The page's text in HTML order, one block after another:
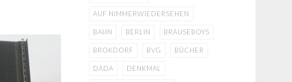
AUF NIMMERWIEDERSEHEN
BAHN BERLIN BRAUSEBOYS
BROKDORF BVG BÜCHER
DADA DENKMAL